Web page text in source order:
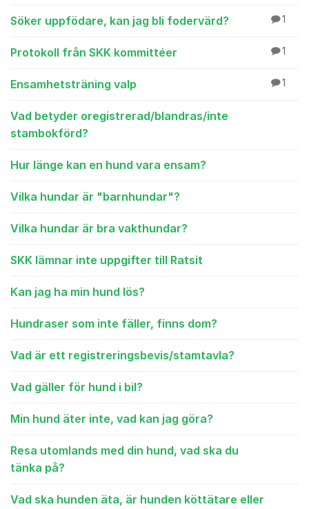
Söker uppfödare, kan jag bli fodervärd? 1
Protokoll från SKK kommittéer 1
Ensamhetsträning valp 1
Vad betyder oregistrerad/blandras/inte
stambokförd?
Hur länge kan en hund vara ensam?
Vilka hundar är "barnhundar"?
Vilka hundar är bra vakthundar?
SKK lämnar inte uppgifter till Ratsit
Kan jag ha min hund lös?
Hundraser som inte fäller, finns dom?
Vad är ett registreringsbevis/stamtavla?
Vad gäller för hund i bil?
Min hund äter inte, vad kan jag göra?
Resa utomlands med din hund, vad ska du
tänka på?
Vad ska hunden äta, är hunden köttätare eller